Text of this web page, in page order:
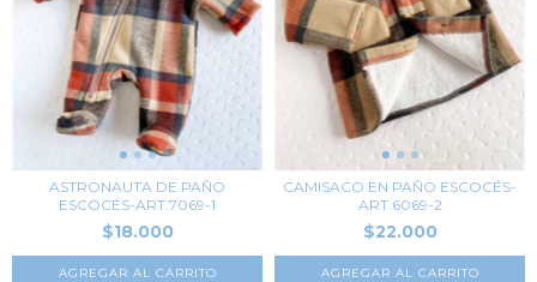
ASTRONAUTA DE PAÑO
ESCOCÉS-ART.7069-1
$18.000
AGREGAR AL CARRITO
CAMISACO EN PAÑO ESCOCÉS-
ART.6069-2
$22.000
AGREGAR AL CARRITO